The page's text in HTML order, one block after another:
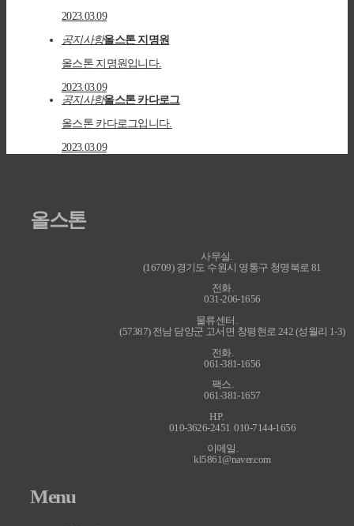
2023.03.09
공지사항올스톤 지명원
올스톤 지명원입니다.
2023.03.09
공지사항올스톤 카다로그
올스톤 카다로그입니다.
2023.03.09
올스톤
사무실
(16709) 경기도 수원시 영통구 청명북로 81
전화
031-206-1656
물류센터
(57387) 전남 담양군 고서면 창평현로 242 (성월리 1-3)
전화
061-381-1656
팩스
061-381-1657
H.P
010-3626-2451 010-7144-1656
이메일
kl5861@naver.com
Menu